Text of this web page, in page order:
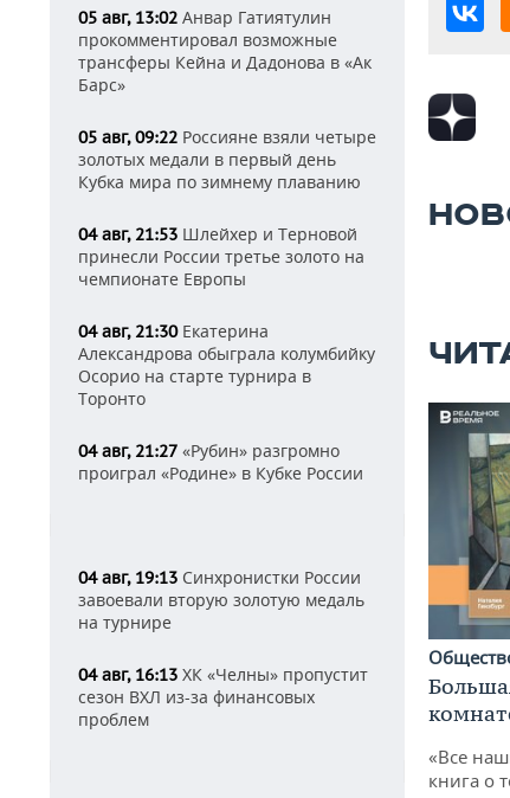
05 авг, 13:02 Анвар Гатиятулин
прокомментировал возможные
трансферы Кейна и Дадонова в «Ак
Барс»
05 авг, 09:22 Россияне взяли четыре
золотых медали в первый день
Кубка мира по зимнему плаванию
04 авг, 21:53 Шлейхер и Терновой
принесли России третье золото на
чемпионате Европы
04 авг, 21:30Екатерина
Александрова обыграла колумбийку
Осорио на старте турнира в
Торонто
04 авг, 21:27 «Рубин» разгромно
проиграл «Родине» в Кубке России
04 авг, 19:13 Синхронистки России
завоевали вторую золотую медаль
на турнире
04 авг, 16:13 ХК «Челны» пропустит
сезон ВХЛ из-за финансовых
проблем
«Все
книга о